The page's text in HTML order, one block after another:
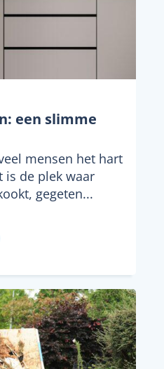
een slimme
mensen het hart
is de plek waar
gegeten...